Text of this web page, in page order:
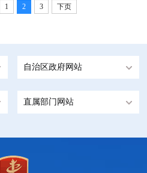
1 2 3 下页
自治区政府网站
直属部门网站